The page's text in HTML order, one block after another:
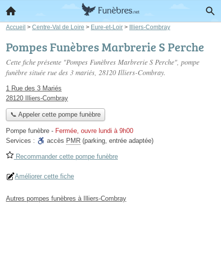
Accueil > Centre-Val de Loire > Eure-et-Loir > Illiers-Combray
Pompes Funèbres Marbrerie S Perche
Cette fiche présente "Pompes Funèbres Marbrerie S Perche", pompe
funèbre située rue des 3 mariés, 28120 Illiers-Combray.
1 Rue des 3 Mariés
28120 Illiers-Combray
📞 Appeler cette pompe funèbre
Pompe funèbre - Fermée, ouvre lundi à 9h00
Services :
accès PMR (parking, entrée adaptée)
Recommander cette pompe funèbre
Améliorer cette fiche
Autres pompes funèbres à Illiers-Combray